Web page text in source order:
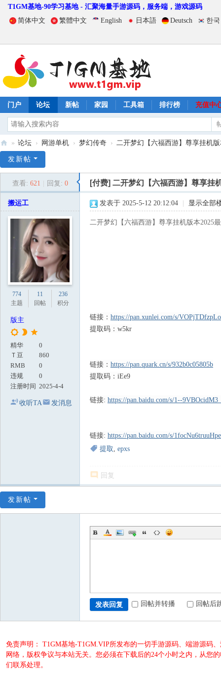
T1GM基地-90学习基地 - 汇聚海量手游源码，服务端，游戏源码
简体中文
繁體中文 English 日本語 Deutsch 한
门户 论坛 新帖 家园 工具箱 排行榜 充值中
1
» 论坛 › 网游单机 › 梦幻传奇 › 二开梦幻【六福西游】尊享挂机
发新帖
查看: 621 回复: 0 [付费] 二开梦幻【六福西游】尊享挂
搬运工
774
主题
11
回帖
236
积分
版主
精华
0
Ｔ豆
860
RMB
0
违规
0
注册时间 2025-4-4
收听TA 发消息
发表于 2025-5-12 20:12:04 显示全部
二开梦幻【六福西游】尊享挂机版本2025
链接： https://pan.xunlei.com/s/
提取码：w5kr
链接： https://pan.quark.cn/s/932b0c05805b
提取码：iEe9
链接: https://pan.baidu.com/s/1--
链接: https://pan.baidu.com/s/
提取 , epxs
回复
发新帖
发表回复 回帖并转播 回帖后
免责声明： T1GM基地-T1GM.VIP所发布的一切手游源码、端游源码
网络，版权争议与本站无关。您必须在下载后的24个小时之内，从您
们联系处理。